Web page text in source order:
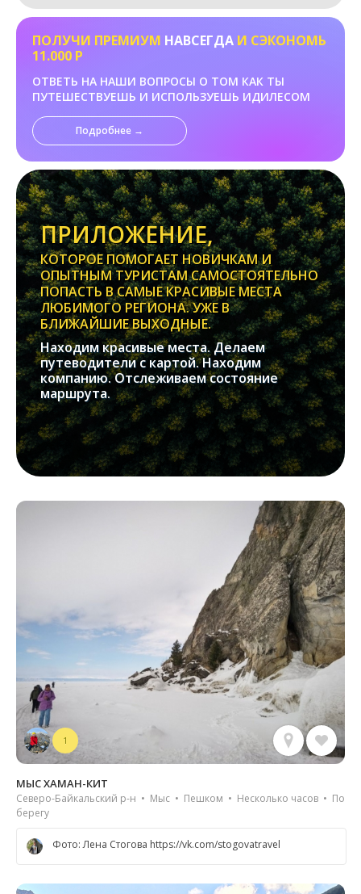
ПОЛУЧИ ПРЕМИУМ НАВСЕГДА И СЭКОНОМЬ
11.000 Р
ОТВЕТЬ НА НАШИ ВОПРОСЫ О ТОМ КАК ТЫ
ПУТЕШЕСТВУЕШЬ И ИСПОЛЬЗУЕШЬ ИДИЛЕСОМ
Подробнее →
ПРИЛОЖЕНИЕ,
КОТОРОЕ ПОМОГАЕТ НОВИЧКАМ И
ОПЫТНЫМ ТУРИСТАМ САМОСТОЯТЕЛЬНО
ПОПАСТЬ В САМЫЕ КРАСИВЫЕ МЕСТА
ЛЮБИМОГО РЕГИОНА. УЖЕ В
БЛИЖАЙШИЕ ВЫХОДНЫЕ.
Находим красивые места. Делаем
путеводители с картой. Находим
компанию. Отслеживаем состояние
маршрута.
1
МЫС ХАМАН-КИТ
Северо-Байкальский р-н • Мыс • Пешком • Несколько часов • По
берегу
Фото: Лена Стогова https://vk.com/stogovatravel